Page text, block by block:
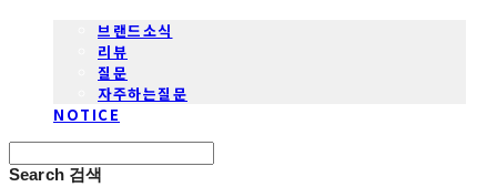
브랜드소식
리뷰
질문
자주하는질문
NOTICE
Search 검색